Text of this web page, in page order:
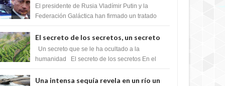
la Federación Galactica han firmado un
tratado para acabar con los Sionistas?
El presidente de Rusia Vladímir Putin y la
Federación Galáctica han firmado un tratado
Si...
El secreto de los secretos, un secreto
que cambiaría por completo el destino
de la humanidad
Un secreto que se le ha ocultado a la
humanidad El secreto de los secretos En el
m...
Una intensa sequía revela en un río un